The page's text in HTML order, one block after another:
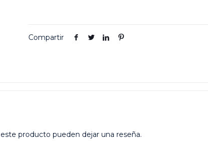
Compartir
producto pueden dejar una reseña.